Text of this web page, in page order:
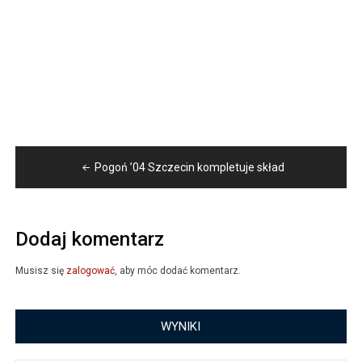
Nawigacja
wpisu
Pogoń ’04 Szczecin kompletuje skład
Dodaj komentarz
Musisz się zalogować, aby móc dodać komentarz.
WYNIKI